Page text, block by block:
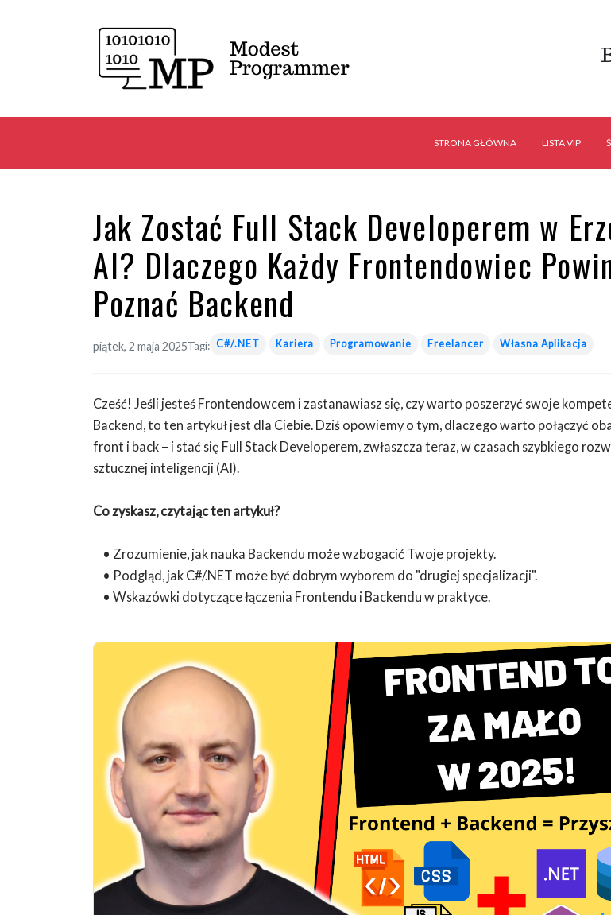
STRONA GŁÓWNA LISTA VIP
Jak Zostać Full Stack Developerem w
AI? Dlaczego Każdy Frontendowiec
Poznać Backend
piątek, 2 maja 2025Tagi: C#/.NET Kariera Programowanie Freelancer Własna Aplikacja
Cześć! Jeśli jesteś Frontendowcem i zastanawiasz się, czy warto poszerzyć swoje
Backend, to ten artykuł jest dla Ciebie. Dziś opowiemy o tym, dlaczego warto połączyć
front i back – i stać się Full Stack Developerem, zwłaszcza teraz, w czasach szybkiego
sztucznej inteligencji (AI).
Co zyskasz, czytając ten artykuł?
• Zrozumienie, jak nauka Backendu może wzbogacić Twoje projekty.
• Podgląd, jak C#/.NET może być dobrym wyborem do "drugiej specjalizacji".
• Wskazówki dotyczące łączenia Frontendu i Backendu w praktyce.